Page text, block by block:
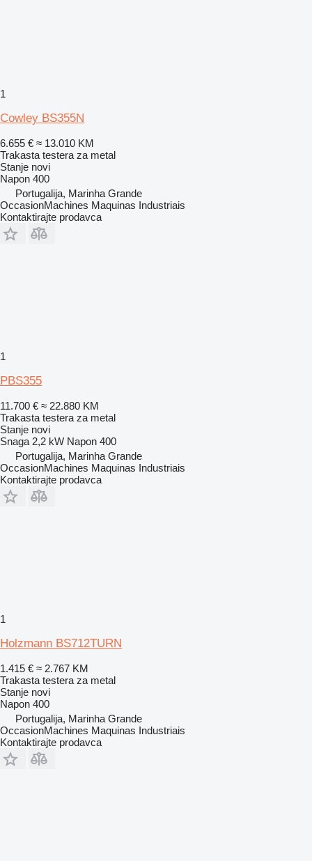
1
Cowley BS355N
6.655 € ≈ 13.010 KM
Trakasta testera za metal
Stanje novi
Napon 400
Portugalija, Marinha Grande
OccasionMachines Maquinas Industriais
Kontaktirajte prodavca
1
PBS355
11.700 € ≈ 22.880 KM
Trakasta testera za metal
Stanje novi
Snaga 2,2 kW Napon 400
Portugalija, Marinha Grande
OccasionMachines Maquinas Industriais
Kontaktirajte prodavca
1
Holzmann BS712TURN
1.415 € ≈ 2.767 KM
Trakasta testera za metal
Stanje novi
Napon 400
Portugalija, Marinha Grande
OccasionMachines Maquinas Industriais
Kontaktirajte prodavca